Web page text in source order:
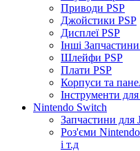
Приводи PSP
Джойстики PSP
Дисплеї PSP
Інші
Шлейфи PSP
Плати PSP
Корпуси та
Інструменти
Nintendo Switch
Запчастини для
Роз'єми
і т.д